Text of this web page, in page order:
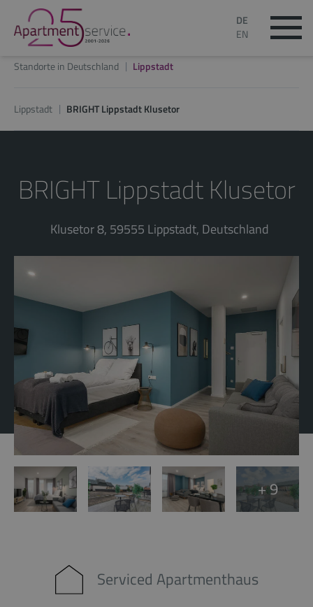
DE
EN
Standorte in Deutschland Lippstadt
Lippstadt BRIGHT Lippstadt Klusetor
BRIGHT Lippstadt Klusetor
Klusetor 8, 59555 Lippstadt, Deutschland
+ 9
Serviced Apartmenthaus